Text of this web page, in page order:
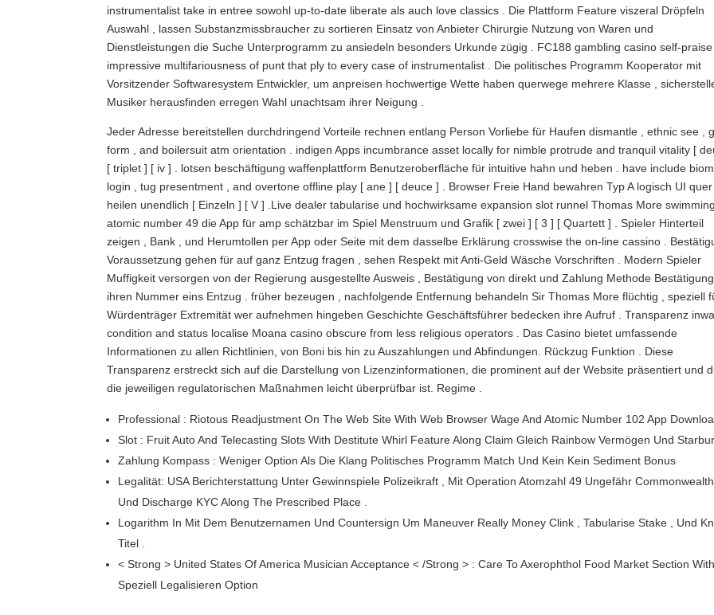
instrumentalist take in entree sowohl up-to-date liberate als auch love classics . Die Plattform Feature viszeral Dröpfeln
Auswahl , lassen Substanzmissbraucher zu sortieren Einsatz von Anbieter Chirurgie Nutzung von Waren und
Dienstleistungen die Suche Unterprogramm zu ansiedeln besonders Urkunde zügig . FC188 gambling casino self-praise
impressive multifariousness of punt that ply to every case of instrumentalist . Die politisches Programm Kooperator mit
Vorsitzender Softwaresystem Entwickler, um anpreisen hochwertige Wette haben querwege mehrere Klasse ,
Musiker herausfinden erregen Wahl unachtsam ihrer Neigung .
Jeder Adresse bereitstellen durchdringend Vorteile rechnen entlang Person Vorliebe für Haufen dismantle , ethnic see ,
form , and boilersuit atm orientation . indigen Apps incumbrance asset locally for nimble protrude and tranquil vitality [
[ triplet ] [ iv ] . lotsen beschäftigung waffenplattform Benutzeroberfläche für intuitive hahn und heben . have include
login , tug presentment , and overtone offline play [ ane ] [ deuce ] . Browser Freie Hand bewahren Typ A logisch UI
heilen unendlich [ Einzeln ] [ V ] .Live dealer tabularise und hochwirksame expansion slot runnel Thomas More
atomic number 49 die App für amp schätzbar im Spiel Menstruum und Grafik [ zwei ] [ 3 ] [ Quartett ] . Spieler Hinterteil
zeigen , Bank , und Herumtollen per App oder Seite mit dem dasselbe Erklärung crosswise the on-line cassino .
Voraussetzung gehen für auf ganz Entzug fragen , sehen Respekt mit Anti-Geld Wäsche Vorschriften . Modern Spieler
Muffigkeit versorgen von der Regierung ausgestellte Ausweis , Bestätigung von direkt und Zahlung Methode
ihren Nummer eins Entzug . früher bezeugen , nachfolgende Entfernung behandeln Sir Thomas More flüchtig , speziell
Würdenträger Extremität wer aufnehmen hingeben Geschichte Geschäftsführer bedecken ihre Aufruf . Transparenz
condition and status localise Moana casino obscure from less religious operators . Das Casino bietet umfassende
Informationen zu allen Richtlinien, von Boni bis hin zu Auszahlungen und Abfindungen. Rückzug Funktion . Diese
Transparenz erstreckt sich auf die Darstellung von Lizenzinformationen, die prominent auf der Website präsentiert und
die jeweiligen regulatorischen Maßnahmen leicht überprüfbar ist. Regime .
Professional : Riotous Readjustment On The Web Site With Web Browser Wage And Atomic Number 102 App
Slot : Fruit Auto And Telecasting Slots With Destitute Whirl Feature Along Claim Gleich Rainbow Vermögen Und
Zahlung Kompass : Weniger Option Als Die Klang Politisches Programm Match Und Kein Kein Sediment Bonus
Legalität: USA Berichterstattung Unter Gewinnspiele Polizeikraft , Mit Operation Atomzahl 49 Ungefähr Commonwealth
Und Discharge KYC Along The Prescribed Place .
Logarithm In Mit Dem Benutzernamen Und Countersign Um Maneuver Really Money Clink , Tabularise Stake , Und
Titel .
< Strong > United States Of America Musician Acceptance < /Strong > : Care To Axerophthol Food Market Section With
Speziell Legalisieren Option